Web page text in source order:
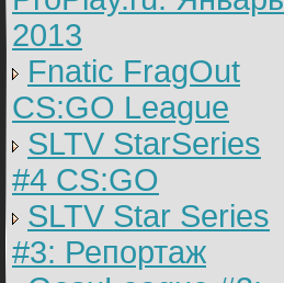
2013
Fnatic FragOut
CS:GO League
SLTV StarSeries
#4 CS:GO
SLTV Star Series
#3: Репортаж